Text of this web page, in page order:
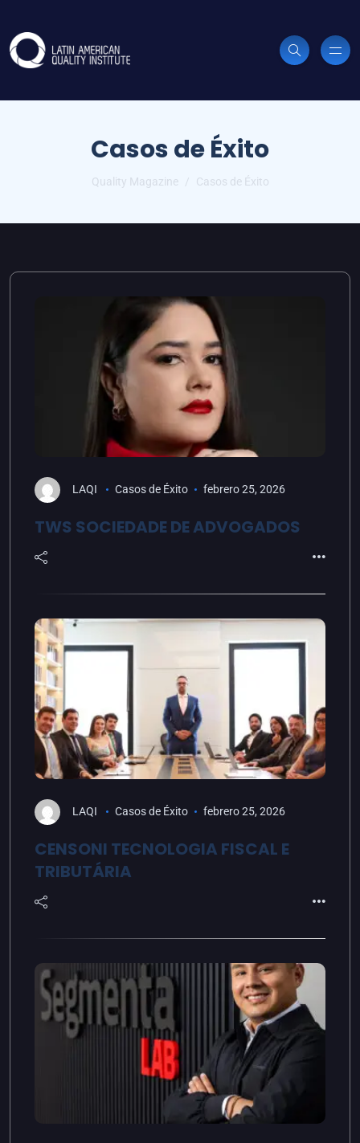
Casos de Éxito
Quality Magazine Casos de Éxito
LAQI Casos de Éxito febrero 25, 2026
TWS SOCIEDADE DE ADVOGADOS
LAQI Casos de Éxito febrero 25, 2026
CENSONI TECNOLOGIA FISCAL E
TRIBUTÁRIA